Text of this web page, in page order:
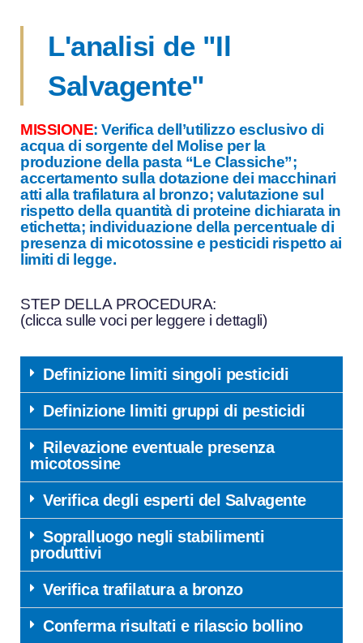
L'analisi de "Il
Salvagente"
MISSIONE: Verifica dell’utilizzo esclusivo di
acqua di sorgente del Molise per la
produzione della pasta “Le Classiche”;
accertamento sulla dotazione dei macchinari
atti alla trafilatura al bronzo; valutazione sul
rispetto della quantità di proteine dichiarata in
etichetta; individuazione della percentuale di
presenza di micotossine e pesticidi rispetto ai
limiti di legge.
STEP DELLA PROCEDURA:
(clicca sulle voci per leggere i dettagli)
Definizione limiti singoli pesticidi
Definizione limiti gruppi di pesticidi
Rilevazione eventuale presenza
micotossine
Verifica degli esperti del Salvagente
Sopralluogo negli stabilimenti
produttivi
Verifica trafilatura a bronzo
Conferma risultati e rilascio bollino